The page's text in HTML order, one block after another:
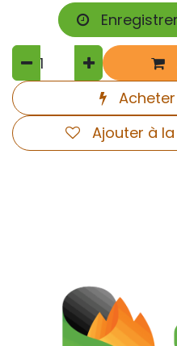
Ajouter à